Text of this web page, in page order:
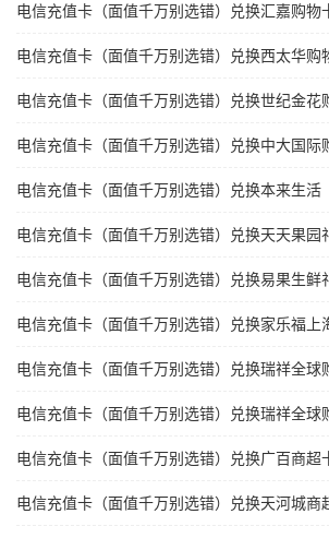
电信充值卡（面值千万别选错）兑换汇嘉购物
电信充值卡（面值千万别选错）兑换西太华购
电信充值卡（面值千万别选错）兑换世纪金花
电信充值卡（面值千万别选错）兑换中大国际
电信充值卡（面值千万别选错）兑换本来生活
电信充值卡（面值千万别选错）兑换天天果园
电信充值卡（面值千万别选错）兑换易果生鲜
电信充值卡（面值千万别选错）兑换家乐福上
电信充值卡（面值千万别选错）兑换瑞祥全球
电信充值卡（面值千万别选错）兑换瑞祥全球
电信充值卡（面值千万别选错）兑换广百商超
电信充值卡（面值千万别选错）兑换天河城商